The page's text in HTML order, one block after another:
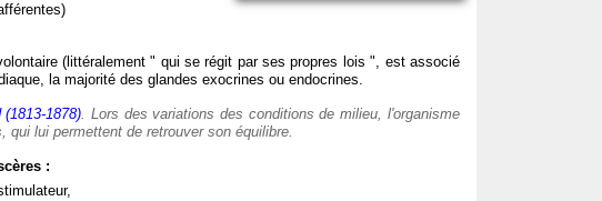
(littéralement " qui se régit par ses propres lois ", est associé
la majorité des glandes exocrines ou endocrines.
(1813-1878). Lors des variations des conditions de milieu, l'organisme
lui permettent de retrouver son équilibre.
: